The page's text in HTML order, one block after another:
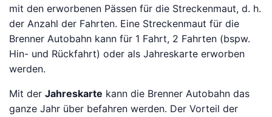
mit den erworbenen Pässen für die Streckenmaut, d. h.
der Anzahl der Fahrten. Eine Streckenmaut für die
Brenner Autobahn kann für 1 Fahrt, 2 Fahrten (bspw.
Hin- und Rückfahrt) oder als Jahreskarte erworben
werden.
Mit der Jahreskarte kann die Brenner Autobahn das
ganze Jahr über befahren werden. Der Vorteil der